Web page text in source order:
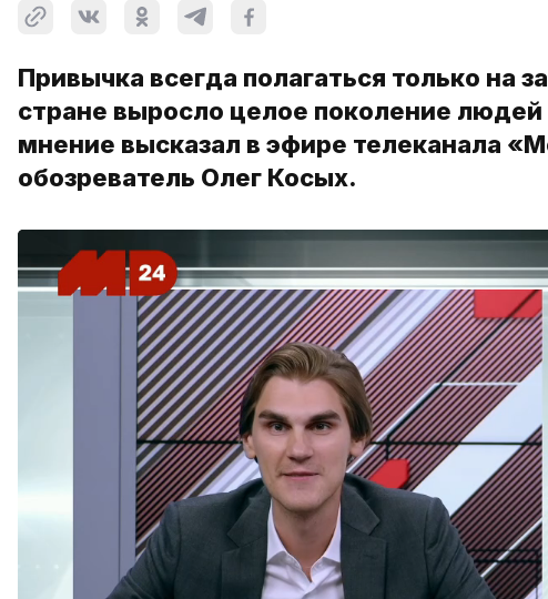
Привычка всегда полагаться только на
стране выросло целое поколение
мнение высказал в эфире телеканала
обозреватель Олег Косых.